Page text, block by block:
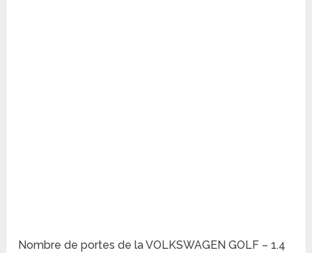
Nombre de portes de la VOLKSWAGEN GOLF – 1.4